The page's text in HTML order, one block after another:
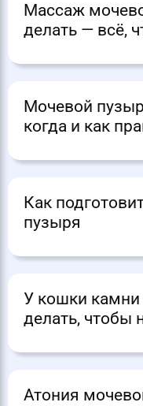
Массаж
делать — всё,
Мочевой
когда и как
Как
пузыря
У кошки
делать, чтобы
Атония